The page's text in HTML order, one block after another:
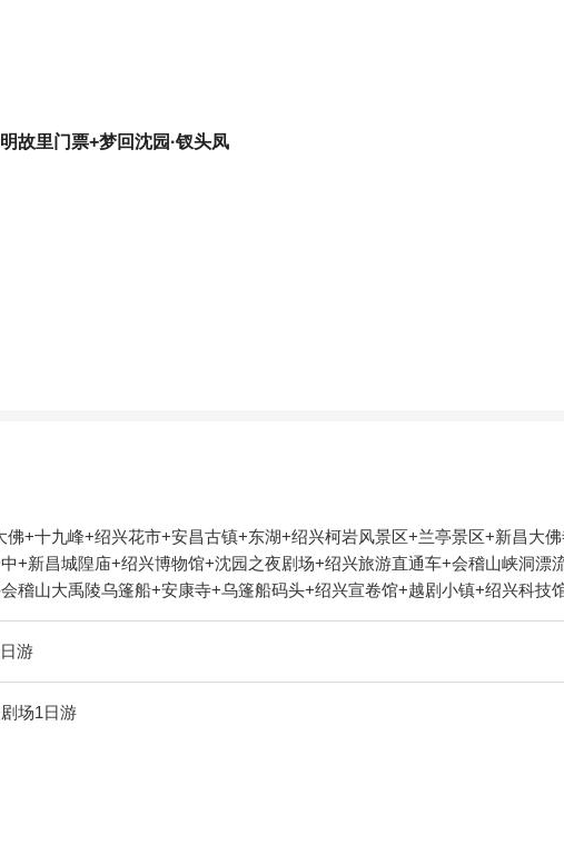
故里门票+梦回沈园·钗头凤
佛+十九峰+绍兴花市+安昌古镇+东湖+绍兴柯岩风景区+兰亭景区+新昌大
+新昌城隍庙+绍兴博物馆+沈园之夜剧场+绍兴旅游直通车+会稽山峡洞漂
稽山大禹陵乌篷船+安康寺+乌篷船码头+绍兴宣卷馆+越剧小镇+绍兴科技
游
场1日游